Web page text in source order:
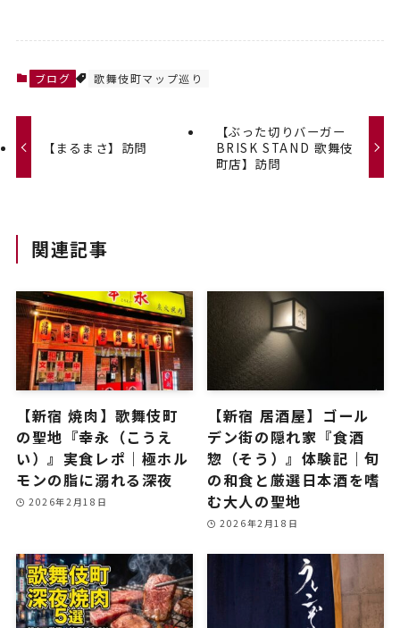
ブログ 歌舞伎町マップ巡り
【まるまさ】訪問
【ぶった切りバーガー
BRISK STAND 歌舞伎
町店】訪問
関連記事
【新宿 焼肉】歌舞伎町
の聖地『幸永（こうえ
い）』実食レポ｜極ホル
モンの脂に溺れる深夜
2026年2月18日
【新宿 居酒屋】ゴール
デン街の隠れ家『食酒
惣（そう）』体験記｜旬
の和食と厳選日本酒を嗜
む大人の聖地
2026年2月18日